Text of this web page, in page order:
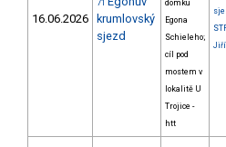
16.06.2026
71
krumlovský
sjezd
domku
Egona
Schieleho;
cíl pod
mostem v
lokalitě U
Trojice -
htt
Jiří